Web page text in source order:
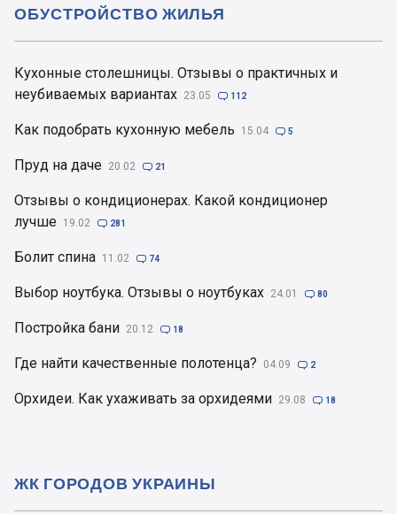
Кухонные столешницы. Отзывы о практичных и
неубиваемых вариантах 23.05  112
Как подобрать кухонную мебель 15.04  5
Пруд на даче 20.02  21
Отзывы о кондиционерах. Какой кондиционер
лучше 19.02  281
Болит спина 11.02  74
Выбор ноутбука. Отзывы о ноутбуках 24.01  80
Постройка бани 20.12  18
Где найти качественные полотенца? 04.09  2
Орхидеи. Как ухаживать за орхидеями 29.08  18
ОБУСТРОЙСТВО ЖИЛЬЯ
ЖК ГОРОДОВ УКРАИНЫ